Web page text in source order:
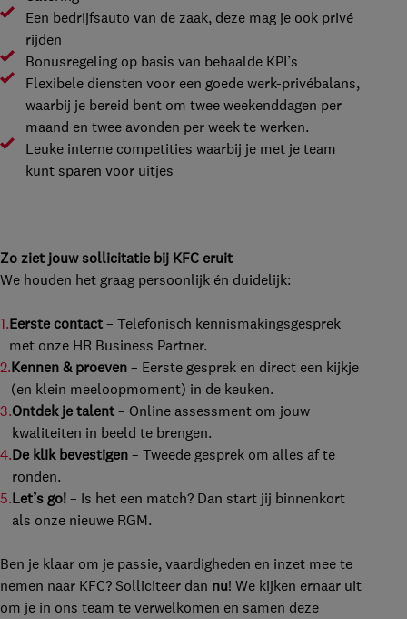
Een bedrijfsauto van de zaak, deze mag je ook privé
rijden
Bonusregeling op basis van behaalde KPI’s
Flexibele diensten voor een goede werk-privébalans,
waarbij je bereid bent om twee weekenddagen per
maand en twee avonden per week te werken.
Leuke interne competities waarbij je met je team
kunt sparen voor uitjes
Zo ziet jouw sollicitatie bij KFC eruit
We houden het graag persoonlijk én duidelijk:
Eerste contact – Telefonisch kennismakingsgesprek
met onze HR Business Partner.
Kennen & proeven – Eerste gesprek en direct een kijkje
(en klein meeloopmoment) in de keuken.
Ontdek je talent – Online assessment om jouw
kwaliteiten in beeld te brengen.
De klik bevestigen – Tweede gesprek om alles af te
ronden.
Let’s go! – Is het een match? Dan start jij binnenkort
als onze nieuwe RGM.
Ben je klaar om je passie, vaardigheden en inzet mee te
nemen naar KFC? Solliciteer dan nu! We kijken ernaar uit
om je in ons team te verwelkomen en samen deze